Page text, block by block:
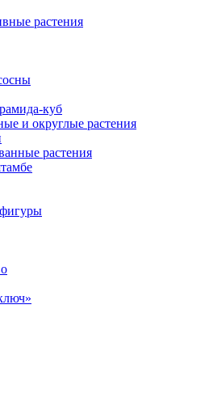
растения
куб
и округлые растения
растения